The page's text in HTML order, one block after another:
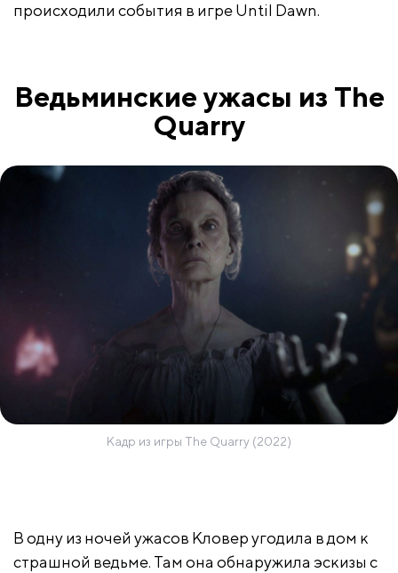
происходили события в игре Until Dawn.
Ведьминские ужасы из The
Quarry
Кадр из игры The Quarry (2022)
В одну из ночей ужасов Кловер угодила в дом к
страшной ведьме. Там она обнаружила эскизы с